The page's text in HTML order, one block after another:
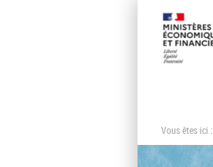
Vous êtes ici :